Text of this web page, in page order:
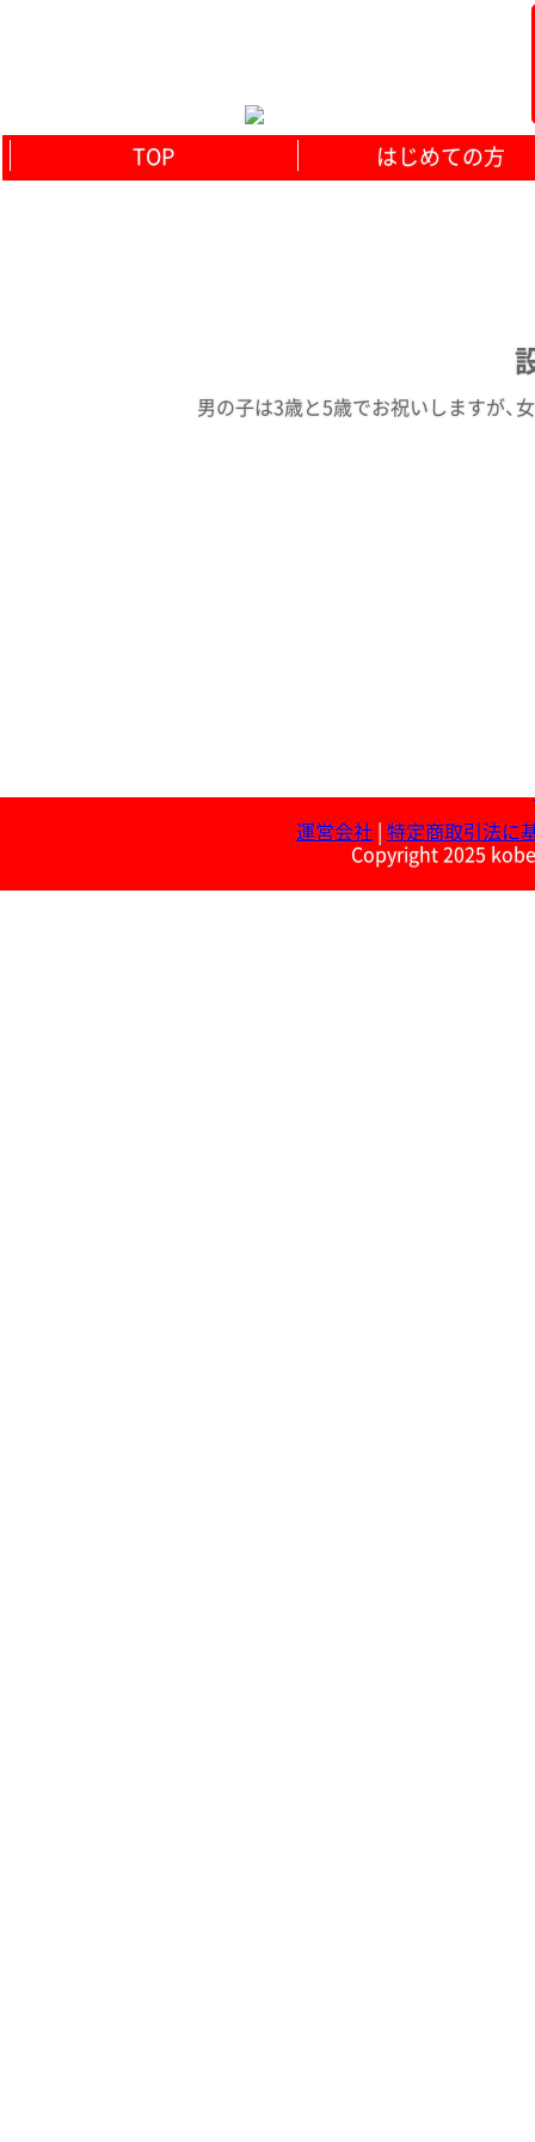
TOP はじめての方
男の子は3歳と5歳でお祝いしますが、
運営会社
特定商取引法に
Copyright 2025